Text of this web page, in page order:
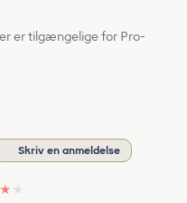
er tilgængelige for Pro-
Skriv en anmeldelse
★ ★